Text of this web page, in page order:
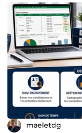
maeletdg